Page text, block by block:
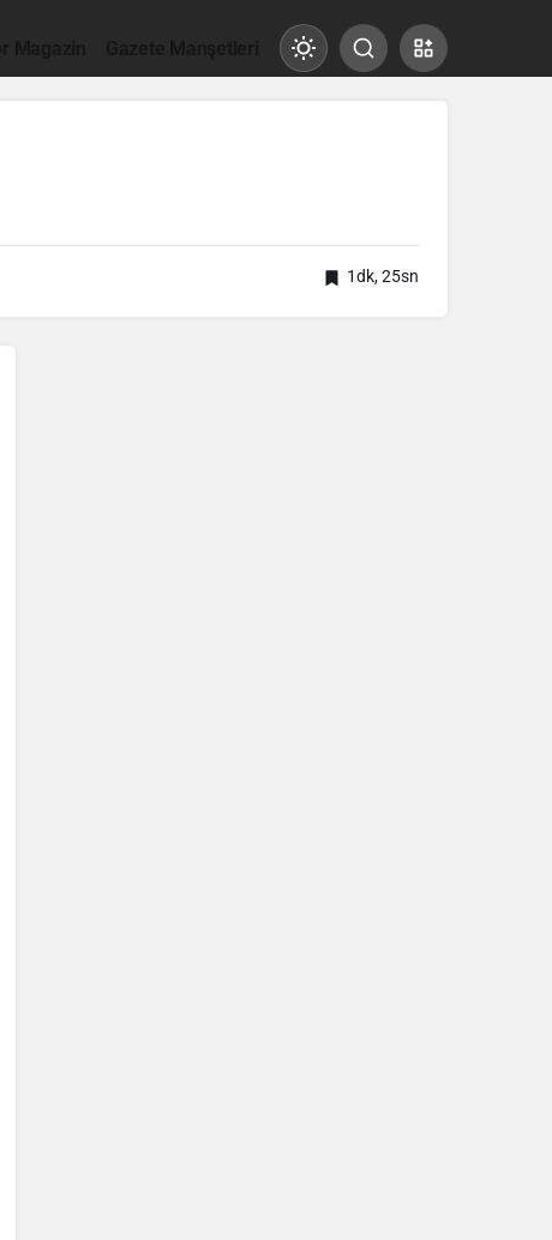
Mod
değiştir
Gündüz modunu seçin.
1dk, 25sn